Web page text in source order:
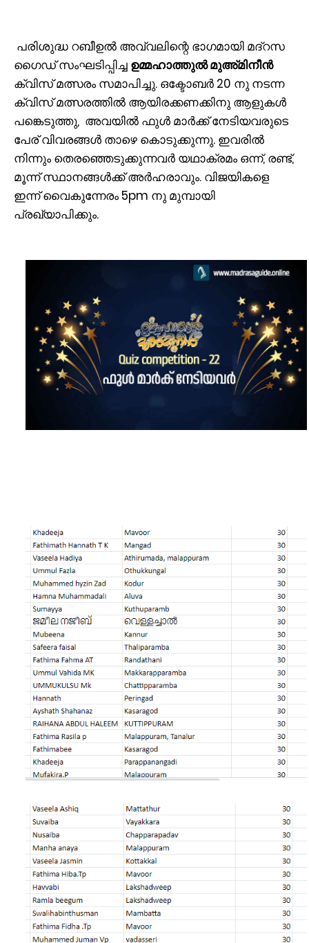
പരിശുദ്ധ റബീഉല്‍ അവ്വലിന്റെ ഭാഗമായി മദ്‌റസ
ഗൈഡ് സംഘടിപ്പിച്ച ഉമ്മഹാത്തുല്‍ മുഅ്മിനീന്‍
ക്വിസ് മത്സരം സമാപിച്ചു. ഒക്ടോബര്‍ 20 നു നടന്ന
ക്വിസ് മത്സരത്തില്‍ ആയിരക്കണക്കിനു ആളുകൾ
പങ്കെടുത്തു, അവയിൽ ഫുൾ മാർക്ക് നേടിയവരുടെ
പേര് വിവരങ്ങൾ താഴെ കൊടുക്കുന്നു. ഇവരിൽ
നിന്നും തെരഞ്ഞെടുക്കുന്നവർ യഥാക്രമം ഒന്ന്, രണ്ട്,
മൂന്ന് സ്ഥാനങ്ങൾക്ക് അർഹരാവും. വിജയികളെ
ഇന്ന് വൈകുന്നേരം 5pm നു മുമ്പായി
പ്രഖ്യാപിക്കും.